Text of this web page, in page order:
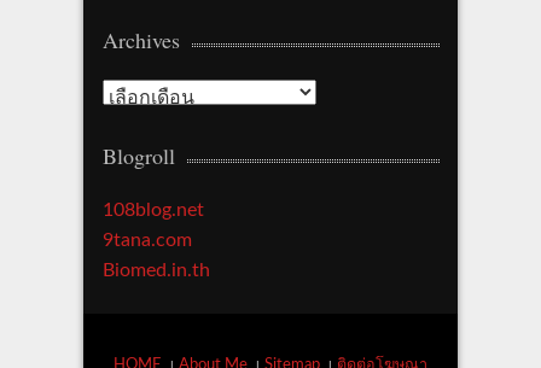
Archives
Archives
Blogroll
108blog.net
9tana.com
Biomed.in.th
HOME About Me Sitemap ติดต่อโฆษณา